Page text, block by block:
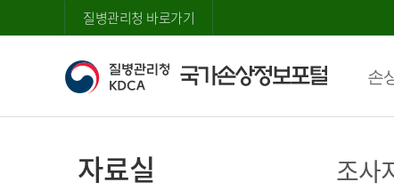
질병관리청 바로가기
손
자료실 조사